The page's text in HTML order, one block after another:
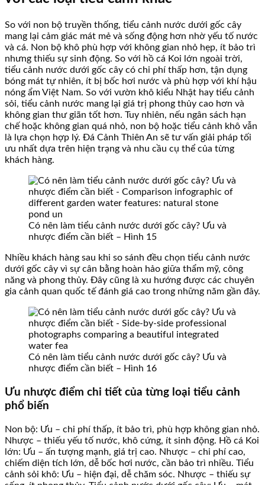
So với non bộ truyền thống, tiểu cảnh nước dưới gốc cây
mang lại cảm giác mát mẻ và sống động hơn nhờ yếu tố nước
và cá. Non bộ khô phù hợp với không gian nhỏ hẹp, ít bảo trì
nhưng thiếu sự sinh động. So với hồ cá Koi lớn ngoài trời,
tiểu cảnh nước dưới gốc cây có chi phí thấp hơn, tận dụng
bóng mát tự nhiên, ít bị bốc hơi nước và phù hợp với khí hậu
nóng ẩm Việt Nam. So với vườn khô kiểu Nhật hay tiểu cảnh
sỏi, tiểu cảnh nước mang lại giá trị phong thủy cao hơn và
không gian thư giãn tốt hơn. Tuy nhiên, nếu ngân sách hạn
chế hoặc không gian quá nhỏ, non bộ hoặc tiểu cảnh khô vẫn
là lựa chọn hợp lý. Đá Cảnh Thiên An sẽ tư vấn giải pháp tối
ưu nhất dựa trên hiện trạng và nhu cầu cụ thể của từng
khách hàng.
Có nên làm tiểu cảnh nước dưới gốc cây? Ưu và
nhược điểm cần biết – Hình 15
Nhiều khách hàng sau khi so sánh đều chọn tiểu cảnh nước
dưới gốc cây vì sự cân bằng hoàn hảo giữa thẩm mỹ, công
năng và phong thủy. Đây cũng là xu hướng được các chuyên
gia cảnh quan quốc tế đánh giá cao trong những năm gần đây.
Có nên làm tiểu cảnh nước dưới gốc cây? Ưu và
nhược điểm cần biết – Hình 16
Ưu nhược điểm chi tiết của từng loại tiểu cảnh
phổ biến
Non bộ: Ưu – chi phí thấp, ít bảo trì, phù hợp không gian nhỏ.
Nhược – thiếu yếu tố nước, khô cứng, ít sinh động. Hồ cá Koi
lớn: Ưu – ấn tượng mạnh, giá trị cao. Nhược – chi phí cao,
chiếm diện tích lớn, dễ bốc hơi nước, cần bảo trì nhiều. Tiểu
cảnh sỏi khô: Ưu – hiện đại, dễ chăm sóc. Nhược – thiếu sự